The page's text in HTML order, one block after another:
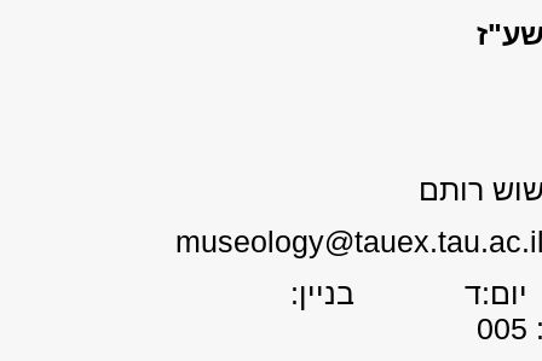
רותם
קבלה: 10:00-8:30 יום:ד בניין: